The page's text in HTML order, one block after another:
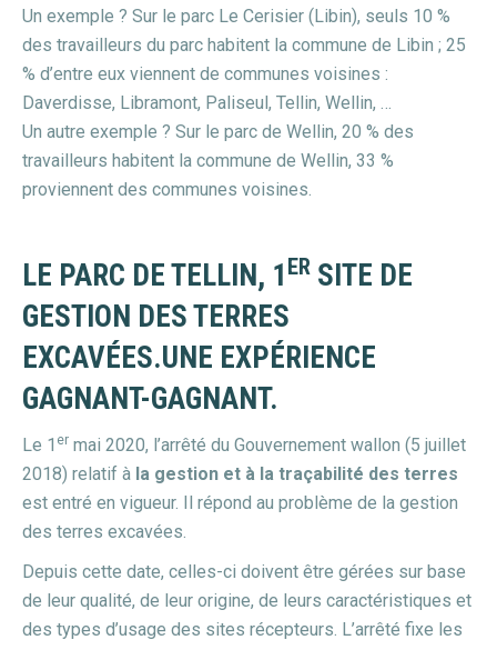
Un exemple ? Sur le parc Le Cerisier (Libin), seuls 10 %
des travailleurs du parc habitent la commune de Libin ; 25
% d’entre eux viennent de communes voisines :
Daverdisse, Libramont, Paliseul, Tellin, Wellin, …
Un autre exemple ? Sur le parc de Wellin, 20 % des
travailleurs habitent la commune de Wellin, 33 %
proviennent des communes voisines.
LE PARC DE TELLIN, 1 ER SITE DE
GESTION DES TERRES
EXCAVÉES.UNE EXPÉRIENCE
GAGNANT-GAGNANT.
Le 1 er mai 2020, l’arrêté du Gouvernement wallon (5 juillet
2018) relatif à la gestion et à la traçabilité des terres
est entré en vigueur. Il répond au problème de la gestion
des terres excavées.
Depuis cette date, celles-ci doivent être gérées sur base
de leur qualité, de leur origine, de leurs caractéristiques et
des types d’usage des sites récepteurs. L’arrêté fixe les